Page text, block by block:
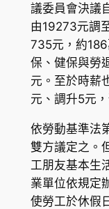
議委員會決議
由19273元調
735元，約
保、健保與勞
元。至於時薪
元、調升5元
依勞動基準法
雙方議定之。
工朋友基本生
業單位依規定
使勞工於休假